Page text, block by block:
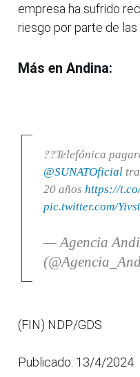
empresa ha sufrido
riesgo por parte de las
Más en Andina:
??Telefónica
@SUNATOficial
20 años https://
pic.twitter.com/
— Agencia
(FIN) NDP/GDS
Publicado: 13/4/2024